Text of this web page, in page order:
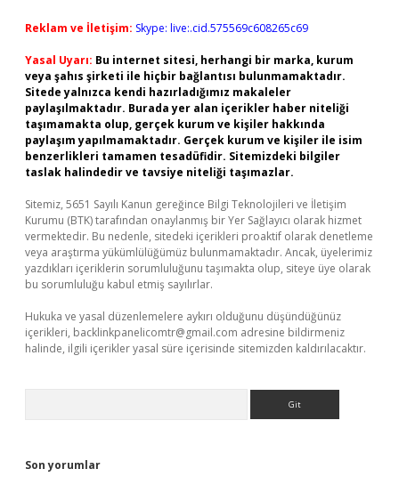
Reklam ve İletişim: Skype: live:.cid.575569c608265c69
Yasal Uyarı: Bu internet sitesi, herhangi bir marka, kurum
veya şahıs şirketi ile hiçbir bağlantısı bulunmamaktadır.
Sitede yalnızca kendi hazırladığımız makaleler
paylaşılmaktadır. Burada yer alan içerikler haber niteliği
taşımamakta olup, gerçek kurum ve kişiler hakkında
paylaşım yapılmamaktadır. Gerçek kurum ve kişiler ile isim
benzerlikleri tamamen tesadüfidir. Sitemizdeki bilgiler
taslak halindedir ve tavsiye niteliği taşımazlar.
Sitemiz, 5651 Sayılı Kanun gereğince Bilgi Teknolojileri ve İletişim
Kurumu (BTK) tarafından onaylanmış bir Yer Sağlayıcı olarak hizmet
vermektedir. Bu nedenle, sitedeki içerikleri proaktif olarak denetleme
veya araştırma yükümlülüğümüz bulunmamaktadır. Ancak, üyelerimiz
yazdıkları içeriklerin sorumluluğunu taşımakta olup, siteye üye olarak
bu sorumluluğu kabul etmiş sayılırlar.
Hukuka ve yasal düzenlemelere aykırı olduğunu düşündüğünüz
içerikleri, backlinkpanelicomtr@gmail.com adresine bildirmeniz
halinde, ilgili içerikler yasal süre içerisinde sitemizden kaldırılacaktır.
Son yorumlar